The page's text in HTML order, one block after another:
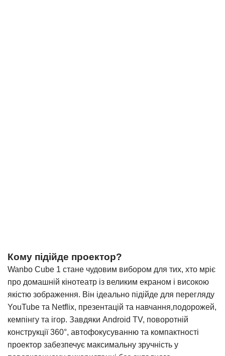
Кому підійде проектор?
Wanbo Cube 1 стане чудовим вибором для тих, хто мріє
про домашній кінотеатр із великим екраном і високою
якістю зображення. Він ідеально підійде для перегляду
YouTube та Netflix, презентацій та навчання,подорожей,
кемпінгу та ігор. Завдяки Android TV, поворотній
конструкції 360°, автофокусуванню та компактності
проектор забезпечує максимальну зручність у